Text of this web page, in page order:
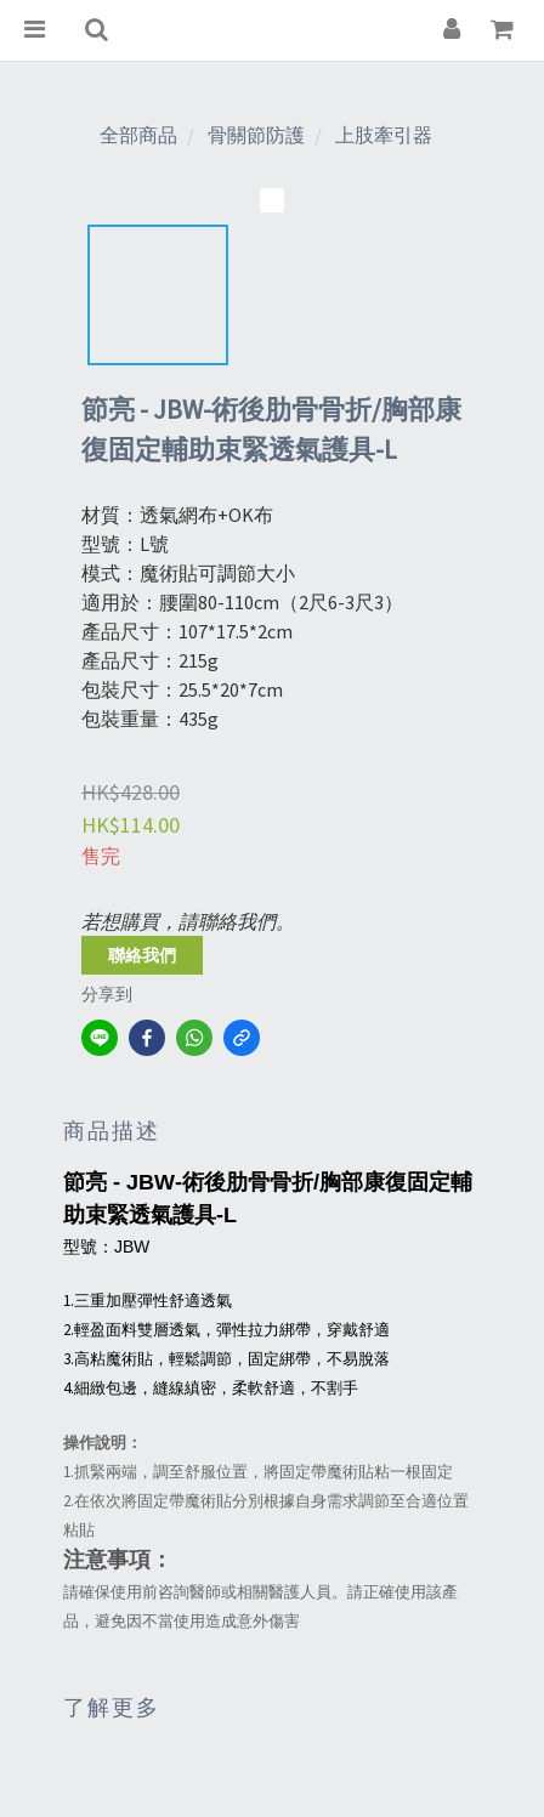
全部商品 骨關節防護 上肢牽引器
節亮 - JBW-術後肋骨骨折/胸部康
復固定輔助束緊透氣護具-L
材質：透氣網布+OK布
型號：L號
模式：魔術貼可調節大小
適用於：腰圍80-110cm（2尺6-3尺3）
產品尺寸：107*17.5*2cm
產品尺寸：215g
包裝尺寸：25.5*20*7cm
包裝重量：435g
HK$428.00
HK$114.00
售完
若想購買，請聯絡我們。
聯絡我們
分享到
商品描述
節亮 - JBW-術後肋骨骨折/胸部康復固定輔
助束緊透氣護具-L
型號：JBW
1.三重加壓彈性舒適透氣
2.輕盈面料雙層透氣，彈性拉力綁帶，穿戴舒適
3.高粘魔術貼，輕鬆調節，固定綁帶，不易脫落
4.細緻包邊，縫線縝密，柔軟舒適，不割手
操作說明：
1.抓緊兩端，調至舒服位置，將固定帶魔術貼粘一根固定
2.在依次將固定帶魔術貼分別根據自身需求調節至合適位置
粘貼
注意事項：
請確保使用前咨詢醫師或相關醫護人員。請正確使用該產
品，避免因不當使用造成意外傷害
了解更多